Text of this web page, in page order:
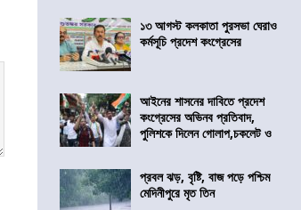
১৩ আগস্ট কলকাতা পুরসভা ঘেরাও
কর্মসূচি প্রদেশ কংগ্রেসের
আইনের শাসনের দাবিতে প্রদেশ
কংগ্রেসের অভিনব প্রতিবাদ,
পুলিশকে দিলেন গোলাপ,চকলেট ও
প্রবল ঝড়, বৃষ্টি, বাজ পড়ে পশ্চিম
মেদিনীপুরে মৃত তিন